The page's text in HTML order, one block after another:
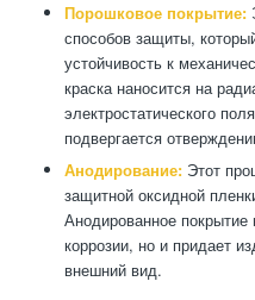
Порошковое покрытие:
способов защиты,
устойчивость к
краска наносится на
электростатического
подвергается
Анодирование:Этот
защитной оксидной
Анодированное
коррозии, но и придает
внешний вид.